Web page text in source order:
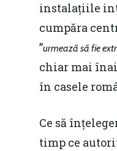
instalațiile
cumpăra
”urmează să fie
chiar mai
în casele
Ce să
timp ce